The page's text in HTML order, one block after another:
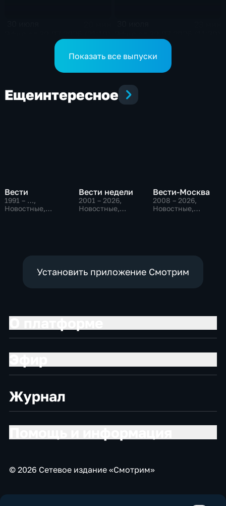
Показать все выпуски
Ещеинтересное
Вести
1991 – …,
Новостные,
Вести недели
2001 – 2026,
Новостные,
Вести-Москва
2008 – 2026,
Новостные,
Установить приложение Смотрим
Журнал
© 2026 Сетевое издание «Смотрим»